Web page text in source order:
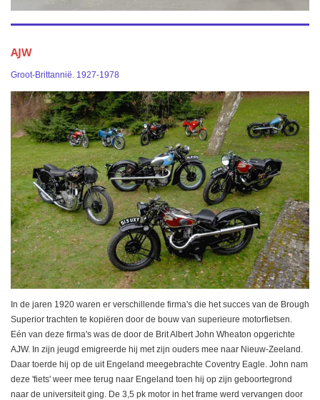
AJW
Groot-Brittannië. 1927-1978
In de jaren 1920 waren er verschillende firma's die het succes van de Brough
Superior trachten te kopiëren door de bouw van superieure motorfietsen.
Eén van deze firma's was de door de Brit Albert John Wheaton opgerichte
AJW. In zijn jeugd emigreerde hij met zijn ouders mee naar Nieuw-Zeeland.
Daar toerde hij op de uit Engeland meegebrachte Coventry Eagle. John nam
deze 'fiets' weer mee terug naar Engeland toen hij op zijn geboortegrond
naar de universiteit ging. De 3,5 pk motor in het frame werd vervangen door